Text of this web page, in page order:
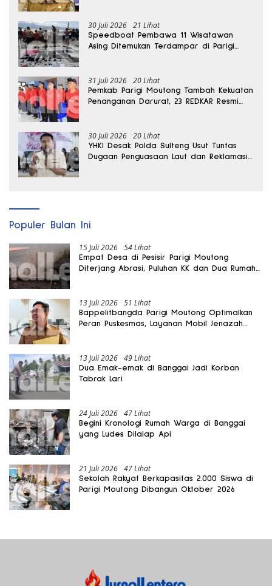
30 Juli 2026 21 Lihat
Speedboat Pembawa 11 Wisatawan
Asing Ditemukan Terdampar di Parigi
31 Juli 2026 20 Lihat
Pemkab Parigi Moutong Tambah Kekuatan
Penanganan Darurat, 23 REDKAR Resmi
30 Juli 2026 20 Lihat
YHKI Desak Polda Sulteng Usut Tuntas
Dugaan Penguasaan Laut dan Reklamasi
Populer Bulan Ini
15 Juli 2026 54 Lihat
Empat Desa di Pesisir Parigi Moutong
Diterjang Abrasi, Puluhan KK dan Dua Rumah
13 Juli 2026 51 Lihat
Bappelitbangda Parigi Moutong Optimalkan
Peran Puskesmas, Layanan Mobil Jenazah
13 Juli 2026 49 Lihat
Dua Emak-emak di Banggai Jadi Korban
Tabrak Lari
24 Juli 2026 47 Lihat
Begini Kronologi Rumah Warga di Banggai
yang Ludes Dilalap Api
21 Juli 2026 47 Lihat
Sekolah Rakyat Berkapasitas 2.000 Siswa di
Parigi Moutong Dibangun Oktober 2026